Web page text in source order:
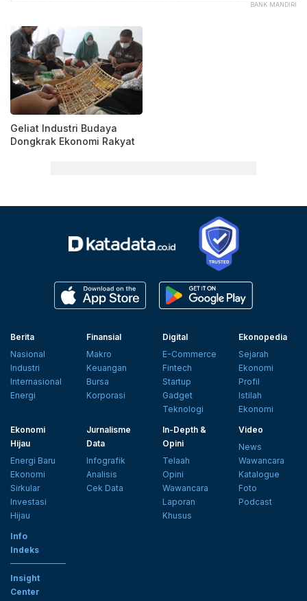
BANK MANDIRI
Geliat Industri Budaya
Dongkrak Ekonomi Rakyat
Berita
Nasional
Industri
Internasional
Energi
Finansial
Makro
Keuangan
Bursa
Korporasi
Digital
E-Commerce
Fintech
Startup
Gadget
Teknologi
Ekonopedia
Sejarah
Ekonomi
Profil
Istilah
Ekonomi
Ekonomi
Hijau
Energi Baru
Ekonomi
Sirkular
Investasi
Hijau
Jurnalisme
Data
Infografik
Analisis
Cek Data
In-Depth &
Opini
Telaah
Opini
Wawancara
Laporan
Khusus
Video
News
Wawancara
Katalogue
Foto
Podcast
Info
Indeks
Insight
Center